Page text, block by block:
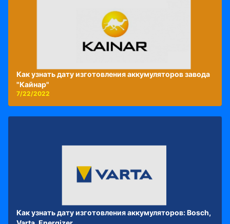
Как узнать дату изготовления аккумуляторов завода
"Кайнар"
7/22/2022
Как узнать дату изготовления аккумуляторов: Bosch,